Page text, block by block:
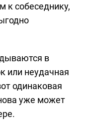
к собеседнику,
в
или неудачная
одинаковая
уже может